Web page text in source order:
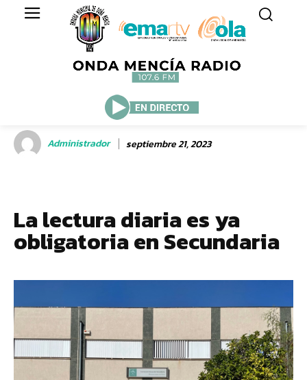
Administrador septiembre 21, 2023
La lectura diaria es ya
obligatoria en Secundaria